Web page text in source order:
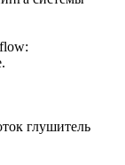
глушитель